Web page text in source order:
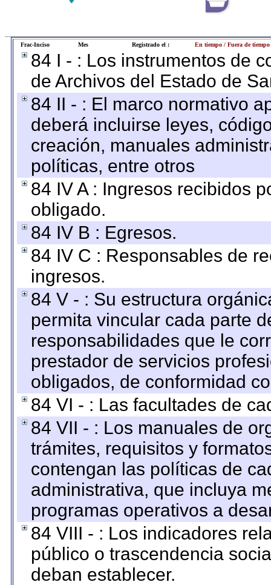
Frac-Inciso Mes Registrado el : En tiempo / Fuera de tiempo
84 I - : Los instrumentos de
de Archivos del Estado de
84 II - : El marco normativo
deberá incluirse leyes,
creación, manuales
políticas, entre otros
84 IV A : Ingresos recibidos
obligado.
84 IV B : Egresos.
84 IV C : Responsables de
ingresos.
84 V - : Su estructura
permita vincular cada parte
responsabilidades que le
prestador de servicios
obligados, de conformidad
84 VI - : Las facultades de
84 VII - : Los manuales de
trámites, requisitos y
contengan las políticas de
administrativa, que incluya
programas operativos a
84 VIII - : Los indicadores
público o trascendencia
deban establecer.